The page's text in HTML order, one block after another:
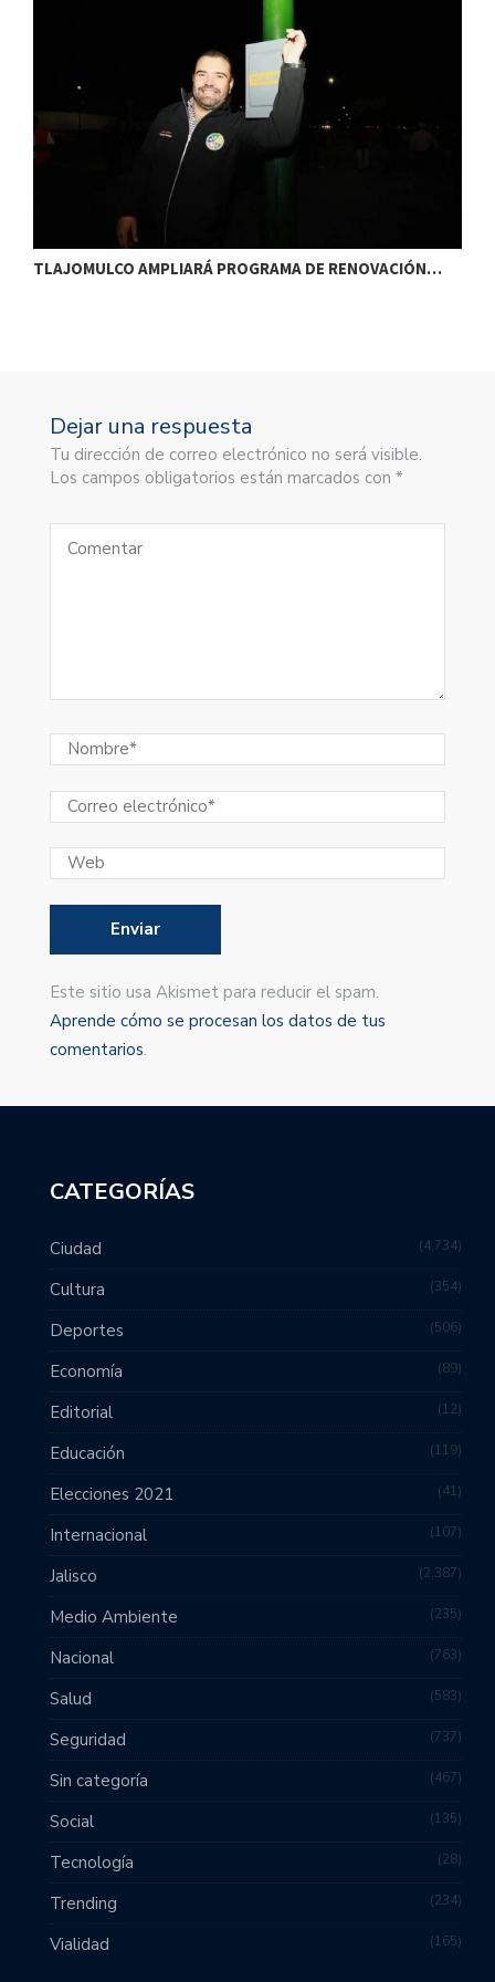
TLAJOMULCO AMPLIARÁ PROGRAMA DE RENOVACIÓN…
Dejar una respuesta
Tu dirección de correo electrónico no será visible.
Los campos obligatorios están marcados con *
Este sitio usa Akismet para reducir el spam.
Aprende cómo se procesan los datos de tus
comentarios.
CATEGORÍAS
Ciudad 4,734
Cultura 354
Deportes 506
Economía 89
Editorial 12
Educación 119
Elecciones 2021 41
Internacional 107
Jalisco 2,387
Medio Ambiente 235
Nacional 763
Salud 583
Seguridad 737
Sin categoría 467
Social 135
Tecnología 28
Trending 234
Vialidad 165